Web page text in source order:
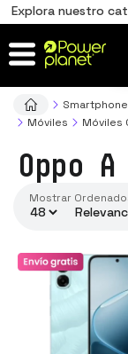
Explora nuestro
Móviles
Móviles
Oppo A
Mostrar
memoria